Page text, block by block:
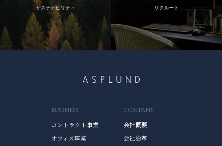
サステナビリティ リクルート
BUSINESS
コントラクト事業
オフィス事業
COMPANY
会社概要
会社沿革